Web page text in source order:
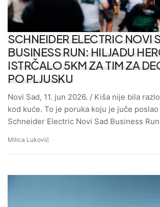
SCHNEIDER ELECTRIC NOVI
BUSINESS RUN: HILJADU
ISTRČALO 5KM ZA TIM ZA
PO PLJUSKU
Novi Sad, 11. jun 2026. / Kiša nije bila
kod kuće. To je poruka koju je juče
Schneider Electric Novi Sad Business
Milica Luković